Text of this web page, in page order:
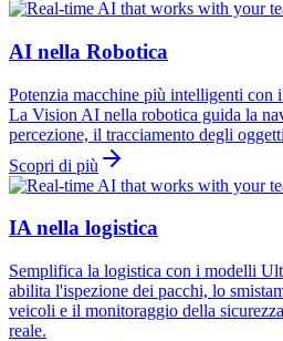
AI nella Robotica
Potenzia macchine più intelligenti
La Vision AI nella robotica guida la
percezione, il tracciamento degli
Scopri di più
IA nella logistica
Semplifica la logistica con i modelli
abilita l'ispezione dei pacchi, lo
veicoli e il monitoraggio della
reale.